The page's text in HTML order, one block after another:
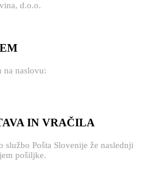
d.o.o.
na naslovu:
IN VRAČILA
službo Pošta Slovenije že naslednji
pošiljke.